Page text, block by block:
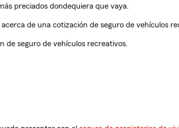
preciados dondequiera que vaya.
de una cotización de seguro de vehículos
de seguro de vehículos recreativos.